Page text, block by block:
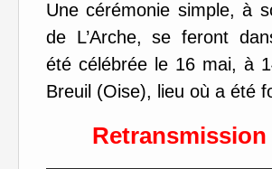
Une cérémonie simple, à
de L’Arche, se feront
été célébrée le 16 mai, à
Breuil (Oise), lieu où a été